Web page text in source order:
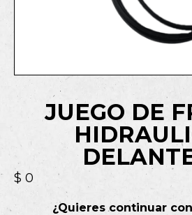
JUEGO DE
$ 0
¿Quieres continuar